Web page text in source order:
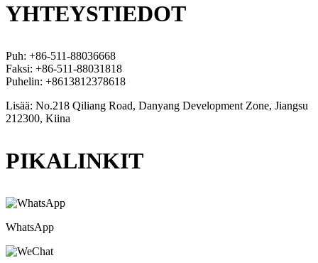
YHTEYSTIEDOT
Puh: +86-511-88036668
Faksi: +86-511-88031818
Puhelin: +8613812378618
Lisää: No.218 Qiliang Road, Danyang Development Zone, Jiangsu
212300, Kiina
PIKALINKIT
WhatsApp